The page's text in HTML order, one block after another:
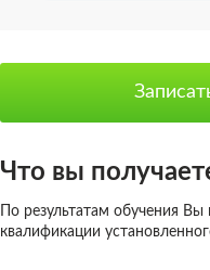
Что вы
По результатам обучения
квалификации